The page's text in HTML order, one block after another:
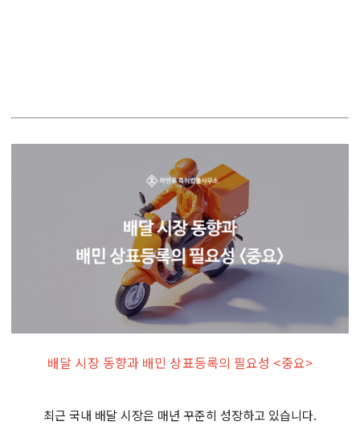
배달 시장 동향과 배민 상표등록의 필요성 <중요>
최근 국내 배달 시장은 매년 꾸준히 성장하고 있습니다.